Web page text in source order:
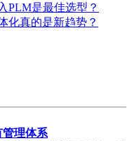
PLM是最佳选型？
化真的是新趋势？
管理体系